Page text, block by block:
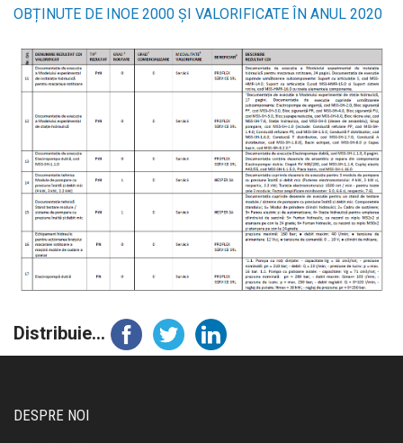
OBȚINUTE DE INOE 2000 ȘI VALORIFICATE ÎN ANUL 2020
Distribuie...
DESPRE NOI